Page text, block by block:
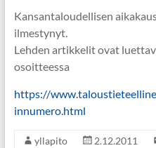
Kansantaloudellisen
ilmestynyt.
Lehden artikkelit ovat
osoitteessa
https://
innumero.html
yllapito 2.12.2011